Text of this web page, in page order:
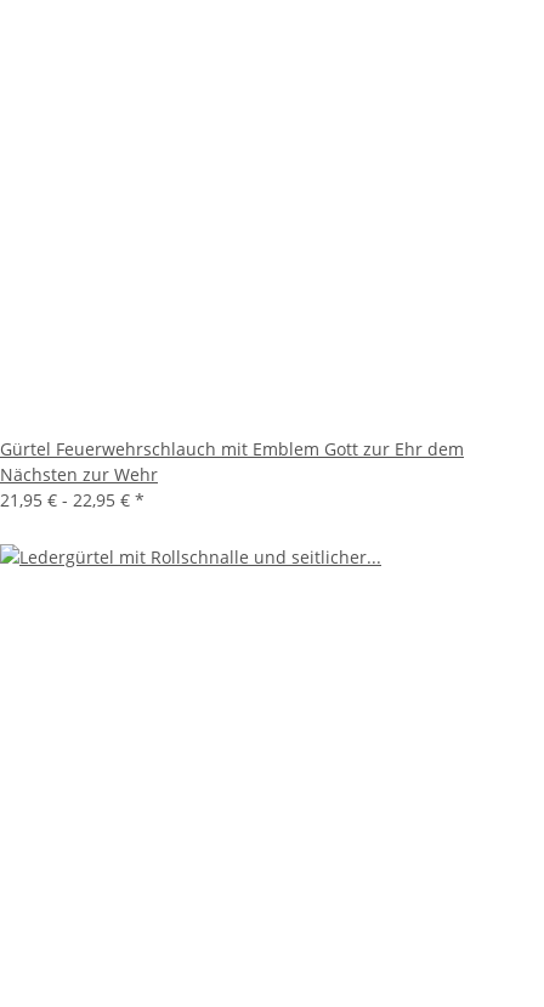
Gürtel Feuerwehrschlauch mit Emblem Gott zur Ehr dem
Nächsten zur Wehr
21,95 € - 22,95 € *